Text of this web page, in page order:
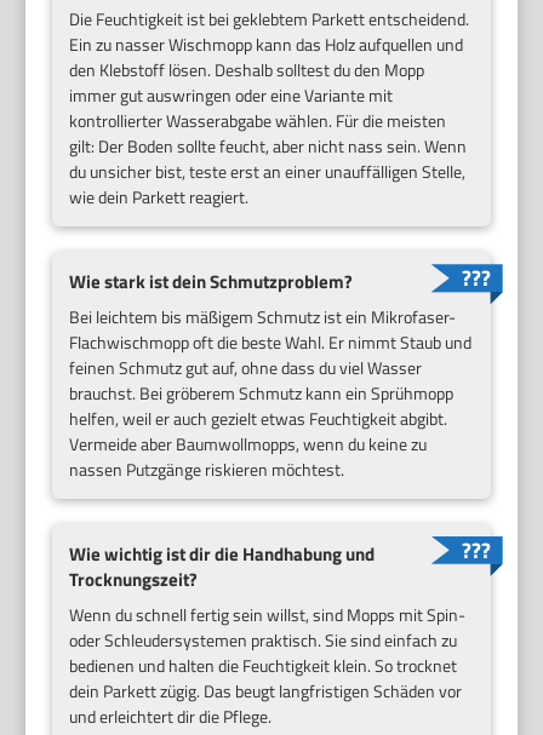
Die Feuchtigkeit ist bei geklebtem Parkett entscheidend.
Ein zu nasser Wischmopp kann das Holz aufquellen und
den Klebstoff lösen. Deshalb solltest du den Mopp
immer gut auswringen oder eine Variante mit
kontrollierter Wasserabgabe wählen. Für die meisten
gilt: Der Boden sollte feucht, aber nicht nass sein. Wenn
du unsicher bist, teste erst an einer unauffälligen Stelle,
wie dein Parkett reagiert.
Wie stark ist dein Schmutzproblem?
Bei leichtem bis mäßigem Schmutz ist ein Mikrofaser-
Flachwischmopp oft die beste Wahl. Er nimmt Staub und
feinen Schmutz gut auf, ohne dass du viel Wasser
brauchst. Bei gröberem Schmutz kann ein Sprühmopp
helfen, weil er auch gezielt etwas Feuchtigkeit abgibt.
Vermeide aber Baumwollmopps, wenn du keine zu
nassen Putzgänge riskieren möchtest.
Wie wichtig ist dir die Handhabung und
Trocknungszeit?
Wenn du schnell fertig sein willst, sind Mopps mit Spin-
oder Schleudersystemen praktisch. Sie sind einfach zu
bedienen und halten die Feuchtigkeit klein. So trocknet
dein Parkett zügig. Das beugt langfristigen Schäden vor
und erleichtert dir die Pflege.